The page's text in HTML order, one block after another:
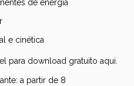
de energia
e cinética
para download gratuito aqui
a partir de 8